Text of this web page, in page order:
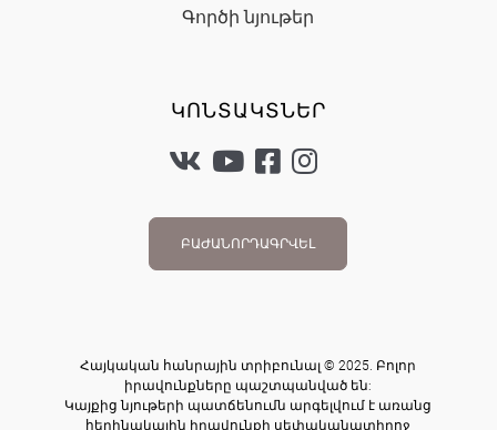
Գործի նյութեր
ԿՈՆՏԱԿՏՆԵՐ
ԲԱԺԱՆՈՐԴԱԳՐՎԵԼ
Հայկական հանրային տրիբունալ © 2025. Բոլոր
իրավունքները պաշտպանված են:
Կայքից նյութերի պատճենումն արգելվում է առանց
հեղինակային իրավունքի սեփականատիրոջ